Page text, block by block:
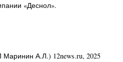
«Деснол».
А.Л.) 12news.ru, 2025